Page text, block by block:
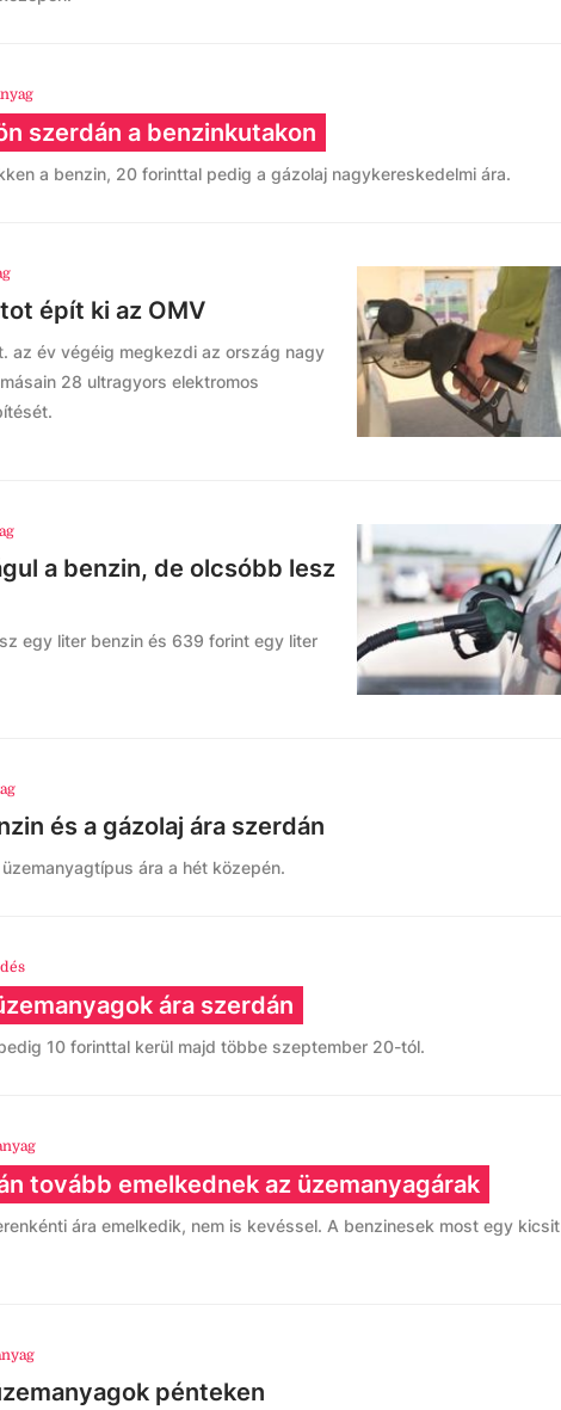
szerdán a benzinkutakon
a benzin, 20 forinttal pedig a gázolaj nagykereskedelmi ára.
épít ki az OMV
az év végéig megkezdi az ország nagy
28 ultragyors elektromos
a benzin, de olcsóbb lesz
egy liter benzin és 639 forint egy liter
és a gázolaj ára szerdán
ára a hét közepén.
ára szerdán
10 forinttal kerül majd többe szeptember 20-tól.
tovább emelkednek az üzemanyagárak
ára emelkedik, nem is kevéssel. A benzinesek most egy kicsit
pénteken